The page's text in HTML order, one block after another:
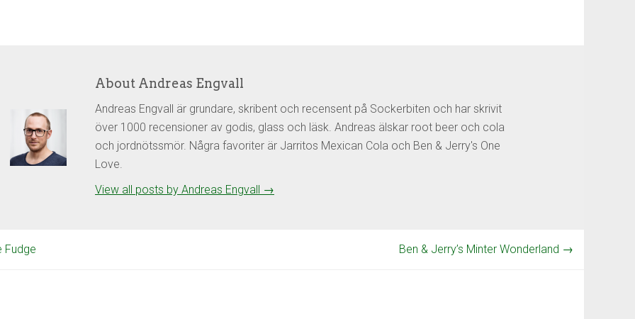
About Andreas Engvall
Andreas Engvall är grundare, skribent och recensent på Sockerbiten och har skrivit
över 1000 recensioner av godis, glass och läsk. Andreas älskar root beer och cola
och jordnötssmör. Några favoriter är Jarritos Mexican Cola och Ben & Jerry's One
Love.
View all posts by Andreas Engvall →
Fudge Ben & Jerry’s Minter Wonderland →